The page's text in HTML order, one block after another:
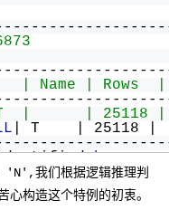
Name | Rows  |
|      |
| T    | 25118 |
by
)
我们根据逻辑推理判
心构造这个特例的初衷。